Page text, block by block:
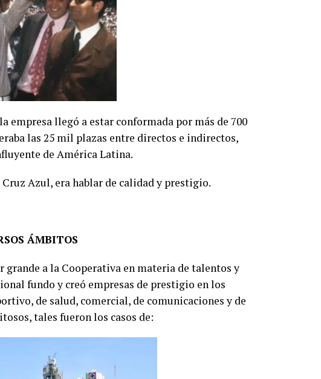
empresa llegó a estar conformada por más de 700
las 25 mil plazas entre directos e indirectos,
de América Latina.
Azul, era hablar de calidad y prestigio.
ÁMBITOS
grande a la Cooperativa en materia de talentos y
fundo y creó empresas de prestigio en los
de salud, comercial, de comunicaciones y de
tales fueron los casos de: